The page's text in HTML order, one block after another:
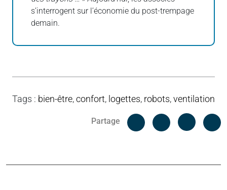
s’interrogent sur l’économie du post-trempage
demain.
Tags : bien-être,confort, logettes, robots,ventilation
Partage
Facebook